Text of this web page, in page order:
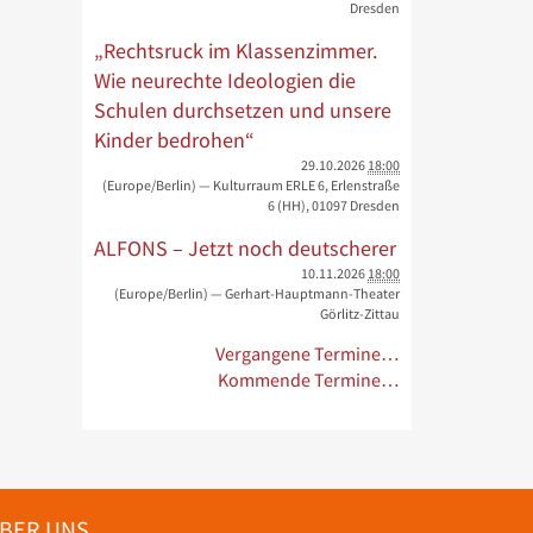
Dresden
„Rechtsruck im Klassenzimmer.
Wie neurechte Ideologien die
Schulen durchsetzen und unsere
Kinder bedrohen“
29.10.2026 18:00
(Europe/Berlin) — Kulturraum ERLE 6, Erlenstraße
6 (HH), 01097 Dresden
ALFONS – Jetzt noch deutscherer
10.11.2026 18:00
(Europe/Berlin) — Gerhart-Hauptmann-Theater
Görlitz-Zittau
Vergangene Termine…
Kommende Termine…